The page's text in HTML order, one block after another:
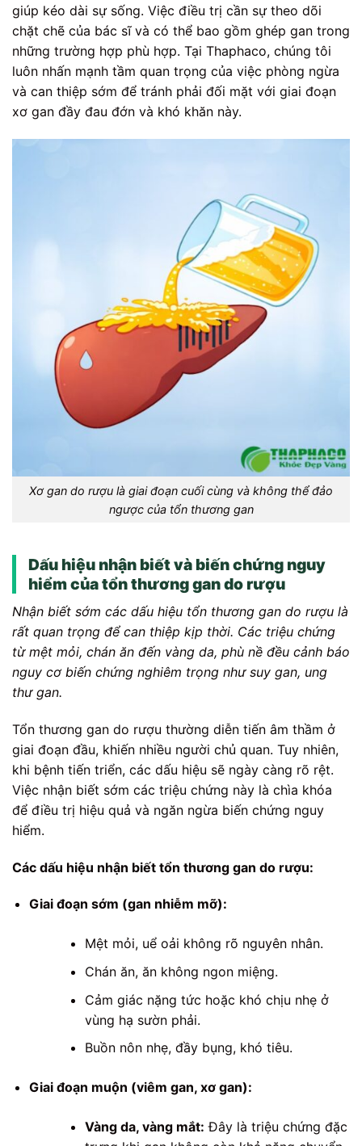
giúp kéo dài sự sống. Việc điều trị cần sự theo dõi
chặt chẽ của bác sĩ và có thể bao gồm ghép gan trong
những trường hợp phù hợp. Tại Thaphaco, chúng tôi
luôn nhấn mạnh tầm quan trọng của việc phòng ngừa
và can thiệp sớm để tránh phải đối mặt với giai đoạn
xơ gan đầy đau đớn và khó khăn này.
Xơ gan do rượu là giai đoạn cuối cùng và không thể đảo
ngược của tổn thương gan
Dấu hiệu nhận biết và biến chứng nguy
hiểm của tổn thương gan do rượu
Nhận biết sớm các dấu hiệu tổn thương gan do rượu là
rất quan trọng để can thiệp kịp thời. Các triệu chứng
từ mệt mỏi, chán ăn đến vàng da, phù nề đều cảnh báo
nguy cơ biến chứng nghiêm trọng như suy gan, ung
thư gan.
Tổn thương gan do rượu thường diễn tiến âm thầm ở
giai đoạn đầu, khiến nhiều người chủ quan. Tuy nhiên,
khi bệnh tiến triển, các dấu hiệu sẽ ngày càng rõ rệt.
Việc nhận biết sớm các triệu chứng này là chìa khóa
để điều trị hiệu quả và ngăn ngừa biến chứng nguy
hiểm.
Các dấu hiệu nhận biết tổn thương gan do rượu:
Giai đoạn sớm (gan nhiễm mỡ):
Mệt mỏi, uể oải không rõ nguyên nhân.
Chán ăn, ăn không ngon miệng.
Cảm giác nặng tức hoặc khó chịu nhẹ ở
vùng hạ sườn phải.
Buồn nôn nhẹ, đầy bụng, khó tiêu.
Giai đoạn muộn (viêm gan, xơ gan):
Vàng da, vàng mắt: Đây là triệu chứng đặc